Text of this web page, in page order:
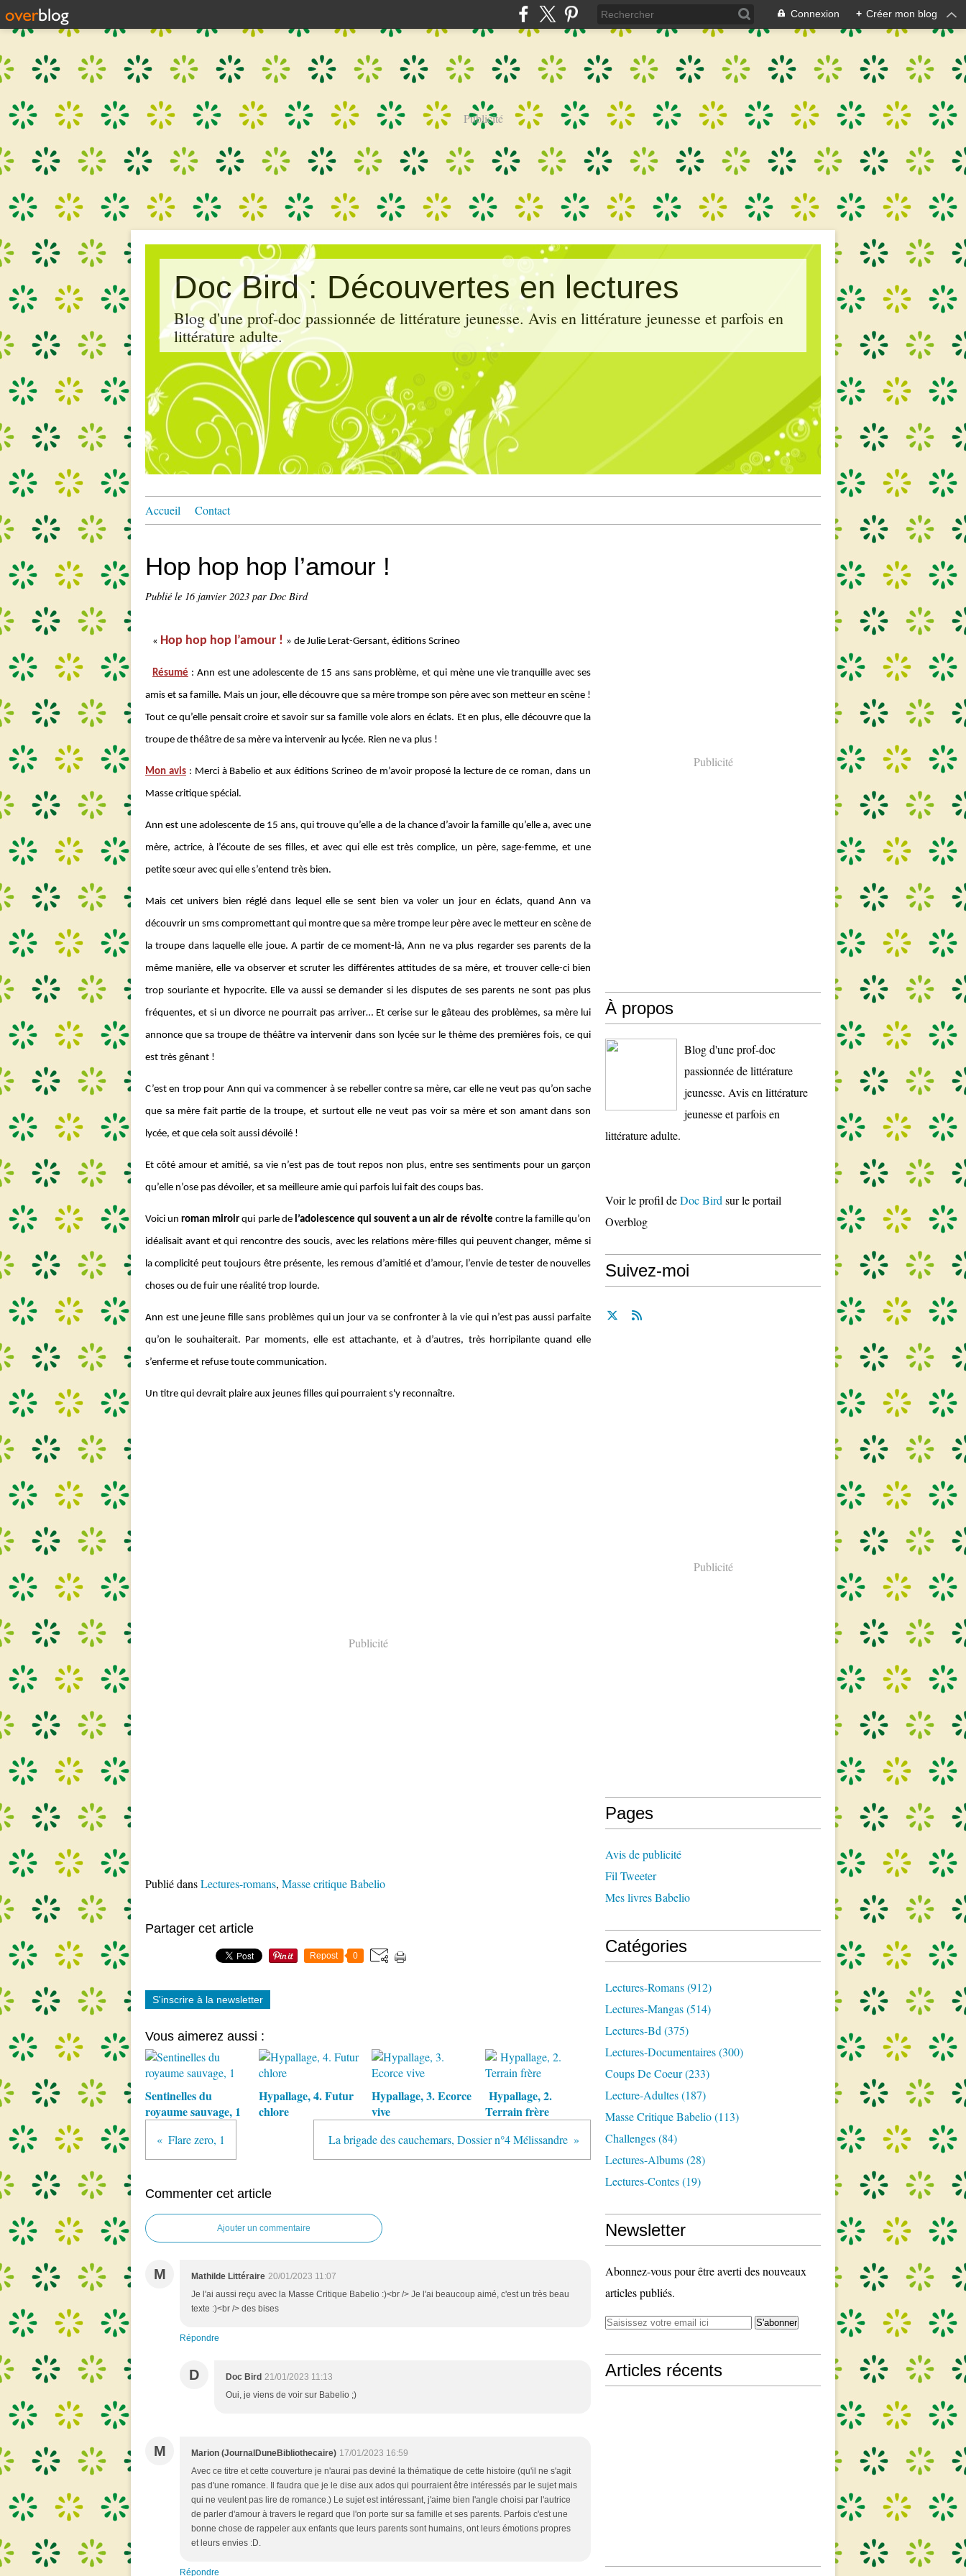
Connexion + Créer mon blog
Publicité
Doc Bird : Découvertes en lectures
Blog d'une prof-doc passionnée de littérature jeunesse. Avis en littérature jeunesse et parfois en
littérature adulte.
Accueil Contact
Hop hop hop l’amour !
Publié le 16 janvier 2023 par Doc Bird
« Hop hop hop l’amour ! » de Julie Lerat-Gersant, éditions Scrineo
Résumé : Ann est une adolescente de 15 ans sans problème, et qui mène une vie tranquille avec ses
amis et sa famille. Mais un jour, elle découvre que sa mère trompe son père avec son metteur en scène !
Tout ce qu’elle pensait croire et savoir sur sa famille vole alors en éclats. Et en plus, elle découvre que la
troupe de théâtre de sa mère va intervenir au lycée. Rien ne va plus !
Mon avis : Merci à Babelio et aux éditions Scrineo de m’avoir proposé la lecture de ce roman, dans un
Masse critique spécial.
Ann est une adolescente de 15 ans, qui trouve qu’elle a de la chance d’avoir la famille qu’elle a, avec une
mère, actrice, à l’écoute de ses filles, et avec qui elle est très complice, un père, sage-femme, et une
petite sœur avec qui elle s’entend très bien.
Mais cet univers bien réglé dans lequel elle se sent bien va voler un jour en éclats, quand Ann va
découvrir un sms compromettant qui montre que sa mère trompe leur père avec le metteur en scène de
la troupe dans laquelle elle joue. A partir de ce moment-là, Ann ne va plus regarder ses parents de la
même manière, elle va observer et scruter les différentes attitudes de sa mère, et trouver celle-ci bien
trop souriante et hypocrite. Elle va aussi se demander si les disputes de ses parents ne sont pas plus
fréquentes, et si un divorce ne pourrait pas arriver… Et cerise sur le gâteau des problèmes, sa mère lui
annonce que sa troupe de théâtre va intervenir dans son lycée sur le thème des premières fois, ce qui
est très gênant !
C’est en trop pour Ann qui va commencer à se rebeller contre sa mère, car elle ne veut pas qu’on sache
que sa mère fait partie de la troupe, et surtout elle ne veut pas voir sa mère et son amant dans son
lycée, et que cela soit aussi dévoilé !
Et côté amour et amitié, sa vie n’est pas de tout repos non plus, entre ses sentiments pour un garçon
qu’elle n’ose pas dévoiler, et sa meilleure amie qui parfois lui fait des coups bas.
Voici unroman miroirqui parle de l’adolescence qui souvent a un air de révolte contre la famille qu’on
idéalisait avant et qui rencontre des soucis, avec les relations mère-filles qui peuvent changer, même si
la complicité peut toujours être présente, les remous d’amitié et d’amour, l’envie de tester de nouvelles
choses ou de fuir une réalité trop lourde.
Ann est une jeune fille sans problèmes qui un jour va se confronter à la vie qui n’est pas aussi parfaite
qu’on le souhaiterait. Par moments, elle est attachante, et à d’autres, très horripilante quand elle
s’enferme et refuse toute communication.
Un titre qui devrait plaire aux jeunes filles qui pourraient s'y reconnaître.
Publicité
Publié dansLectures-romans, Masse critique Babelio
Partager cet article
Repost 0
S'inscrire à la newsletter
Vous aimerez aussi :
Sentinelles du
royaume sauvage, 1
Hypallage, 4. Futur
chlore
Hypallage, 3. Ecorce
vive
Hypallage, 2.
Terrain frère
Flare zero, 1 La brigade des cauchemars, Dossier n°4 Mélissandre
Commenter cet article
Ajouter un commentaire
M Mathilde Littéraire 20/01/2023 11:07
Je l'ai aussi reçu avec la Masse Critique Babelio :)<br /> Je l'ai beaucoup aimé, c'est un très beau
texte :)<br /> des bises
Répondre
D Doc Bird 21/01/2023 11:13
Oui, je viens de voir sur Babelio ;)
M Marion (JournalDuneBibliothecaire) 17/01/2023 16:59
Avec ce titre et cette couverture je n'aurai pas deviné la thématique de cette histoire (qu'il ne s'agit
pas d'une romance. Il faudra que je le dise aux ados qui pourraient être intéressés par le sujet mais
qui ne veulent pas lire de romance.) Le sujet est intéressant, j'aime bien l'angle choisi par l'autrice
de parler d'amour à travers le regard que l'on porte sur sa famille et ses parents. Parfois c'est une
bonne chose de rappeler aux enfants que leurs parents sont humains, ont leurs émotions propres
et leurs envies :D.
Répondre
Publicité
À propos
Blog d'une prof-doc
passionnée de littérature
jeunesse. Avis en littérature
jeunesse et parfois en
littérature adulte.
Voir le profil deDoc Bird sur le portail
Overblog
Suivez-moi
Publicité
Pages
Avis de publicité
Fil Tweeter
Mes livres Babelio
Catégories
Lectures-Romans(912)
Lectures-Mangas(514)
Lectures-Bd (375)
Lectures-Documentaires(300)
Coups De Coeur(233)
Lecture-Adultes(187)
Masse Critique Babelio(113)
Challenges(84)
Lectures-Albums(28)
Lectures-Contes(19)
Newsletter
Abonnez-vous pour être averti des nouveaux
articles publiés.
Articles récents